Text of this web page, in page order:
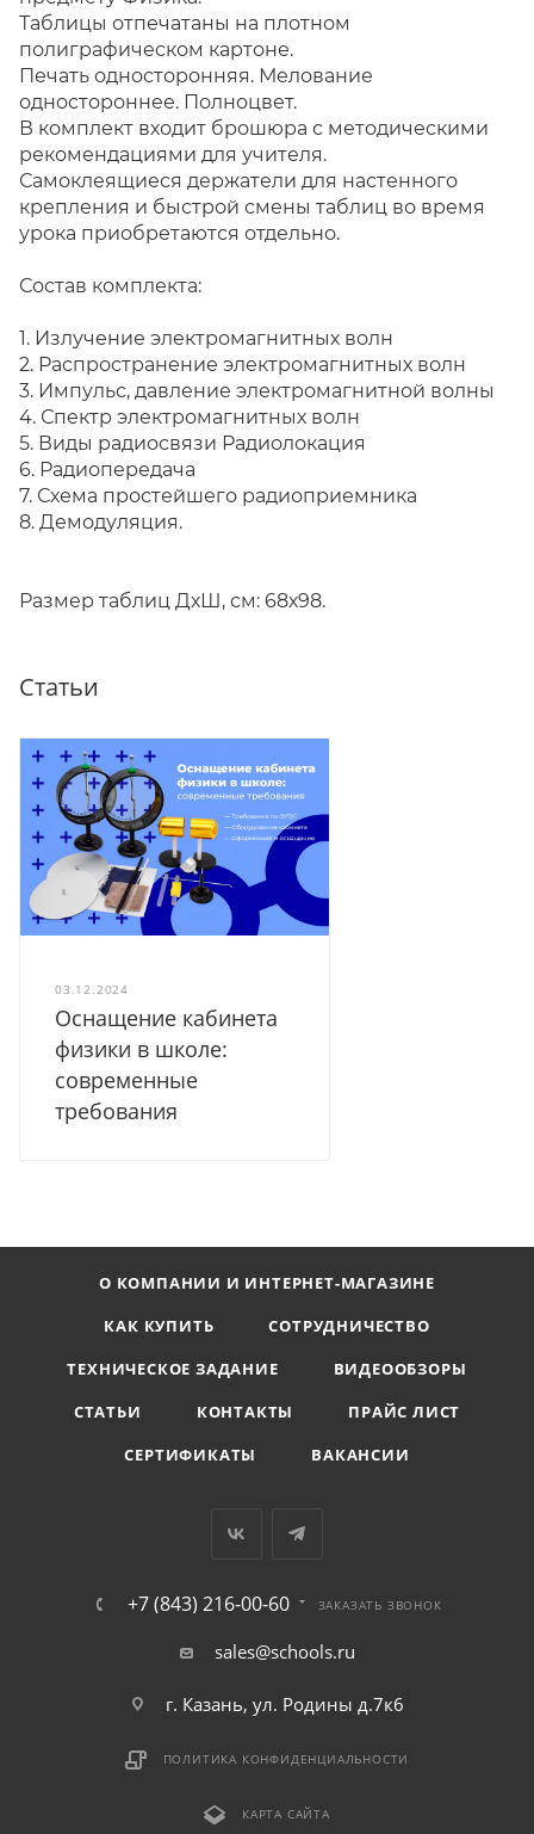
Таблицы отпечатаны на плотном
полиграфическом картоне.
Печать односторонняя. Мелование
одностороннее. Полноцвет.
В комплект входит брошюра с методическими
рекомендациями для учителя.
Самоклеящиеся держатели для настенного
крепления и быстрой смены таблиц во время
урока приобретаются отдельно.
Состав комплекта:
1. Излучение электромагнитных волн
2. Распространение электромагнитных волн
3. Импульс, давление электромагнитной волны
4. Спектр электромагнитных волн
5. Виды радиосвязи Радиолокация
6. Радиопередача
7. Схема простейшего радиоприемника
8. Демодуляция.
Размер таблиц ДхШ, см: 68х98.
Статьи
03.12.2024
Оснащение кабинета
физики в школе:
современные
требования
О КОМПАНИИ И ИНТЕРНЕТ-МАГАЗИНЕ
КАК КУПИТЬ
СОТРУДНИЧЕСТВО
ТЕХНИЧЕСКОЕ ЗАДАНИЕ
ВИДЕООБЗОРЫ
СТАТЬИ
КОНТАКТЫ
ПРАЙС ЛИСТ
СЕРТИФИКАТЫ
ВАКАНСИИ
+7 (843) 216-00-60 ЗАКАЗАТЬ ЗВОНОК
sales@schools.ru
г. Казань, ул. Родины д.7к6
ПОЛИТИКА КОНФИДЕНЦИАЛЬНОСТИ
КАРТА САЙТА